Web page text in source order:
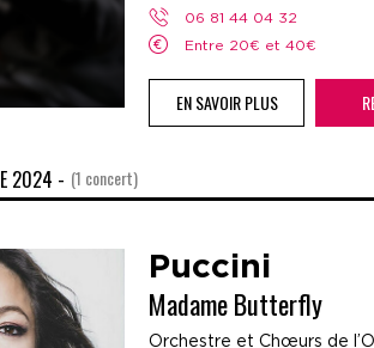
06 81 44 04 32
Entre 20€ et 40€
EN SAVOIR PLUS
2024 - (1 concert)
Puccini
Madame Butterfly
Orchestre et Chœurs de